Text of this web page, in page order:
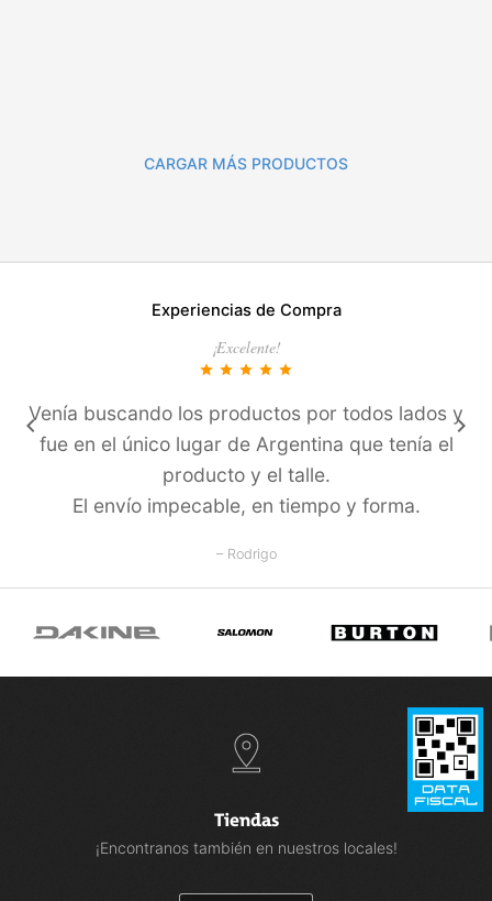
CARGAR MÁS PRODUCTOS
Experiencias de Compra
¡Excelente!
star star star star star
Venía buscando los productos por todos lados y
fue en el único lugar de Argentina que tení­a el
producto y el talle.
El enví­o impecable, en tiempo y forma.
– Rodrigo
keyboard_arrow_left keyboard_arrow_right
Tiendas
¡Encontranos también en nuestros locales!